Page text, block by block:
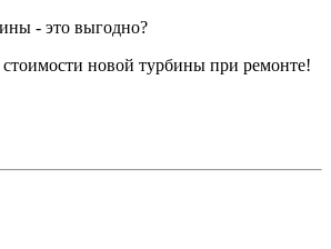
- это выгодно?
новой турбины при ремонте!